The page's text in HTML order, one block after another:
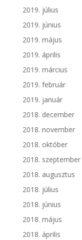
2019. július
2019. június
2019. május
2019. április
2019. március
2019. február
2019. január
2018. december
2018. november
2018. október
2018. szeptember
2018. augusztus
2018. július
2018. június
2018. május
2018. április